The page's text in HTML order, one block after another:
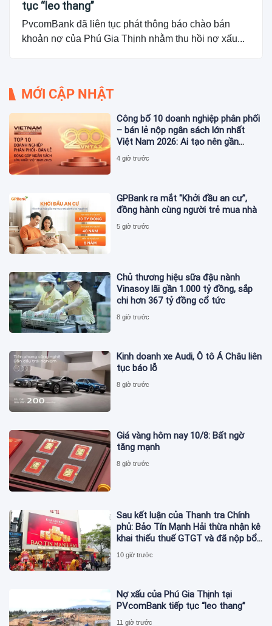
tục “leo thang”
PvcomBank đã liên tục phát thông báo chào bán
khoản nợ của Phú Gia Thịnh nhằm thu hồi nợ xấu...
MỚI CẬP NHẬT
Công bố 10 doanh nghiệp phân phối
– bán lẻ nộp ngân sách lớn nhất
Việt Nam 2026: Ai tạo nên gần
12.900 tỷ đồng?
4 giờ trước
GPBank ra mắt "Khởi đầu an cư",
đồng hành cùng người trẻ mua nhà
5 giờ trước
Chủ thương hiệu sữa đậu nành
Vinasoy lãi gần 1.000 tỷ đồng, sắp
chi hơn 367 tỷ đồng cổ tức
8 giờ trước
Kinh doanh xe Audi, Ô tô Á Châu liên
tục báo lỗ
8 giờ trước
Giá vàng hôm nay 10/8: Bất ngờ
tăng mạnh
8 giờ trước
Sau kết luận của Thanh tra Chính
phủ: Bảo Tín Mạnh Hải thừa nhận kê
khai thiếu thuế GTGT và đã nộp bổ
sung
10 giờ trước
Nợ xấu của Phú Gia Thịnh tại
PVcomBank tiếp tục “leo thang”
11 giờ trước